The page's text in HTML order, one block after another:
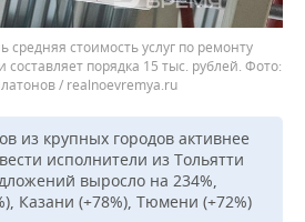
стоимость услуг по ремонту
порядка 15 тыс. рублей.
/ realnoevremya.ru
из крупных городов активнее
исполнители из Тольятти
выросло на 234%,
Казани (+78%), Тюмени (+72%)